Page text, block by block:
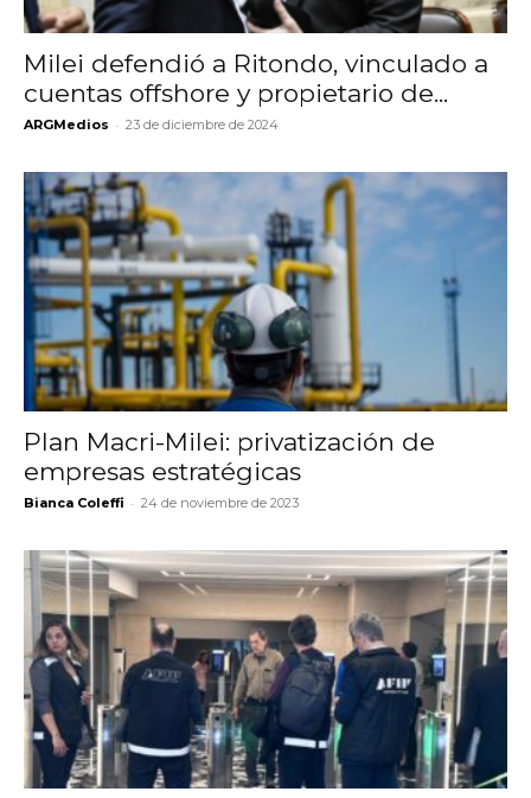
Milei defendió a Ritondo, vinculado a
cuentas offshore y propietario de...
ARGMedios - 23 de diciembre de 2024
Plan Macri-Milei: privatización de
empresas estratégicas
Bianca Coleffi - 24 de noviembre de 2023